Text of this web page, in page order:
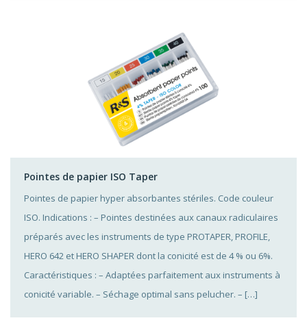
Pointes de papier ISO Taper
Pointes de papier hyper absorbantes stériles. Code couleur
ISO. Indications : – Pointes destinées aux canaux radiculaires
préparés avec les instruments de type PROTAPER, PROFILE,
HERO 642 et HERO SHAPER dont la conicité est de 4 % ou 6%.
Caractéristiques : – Adaptées parfaitement aux instruments à
conicité variable. – Séchage optimal sans pelucher. – […]